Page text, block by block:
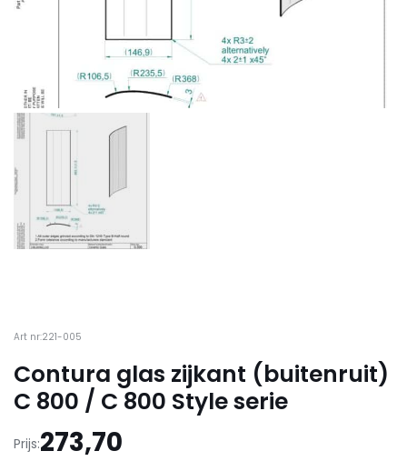
Art nr:221-005
Contura glas zijkant (buitenruit)
C 800 / C 800 Style serie
Prijs:273,70